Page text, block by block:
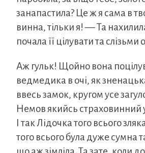
занапастила? Це ж я сама в
винна, тільки я! — Та
почала її цілувати та
Аж гульк! Щойно вона
ведмедика в очі, як
ввесь замок, кругом усе
Немов якийсь страховинний
І так Лідочка того всього
того всього була дуже сумна